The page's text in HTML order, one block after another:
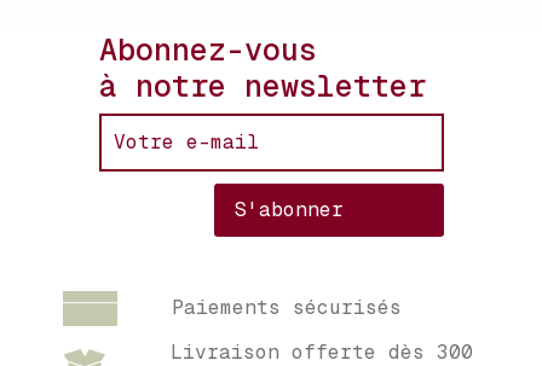
Abonnez-vous
à notre newsletter
Paiements sécurisés
Livraison offerte dès 300